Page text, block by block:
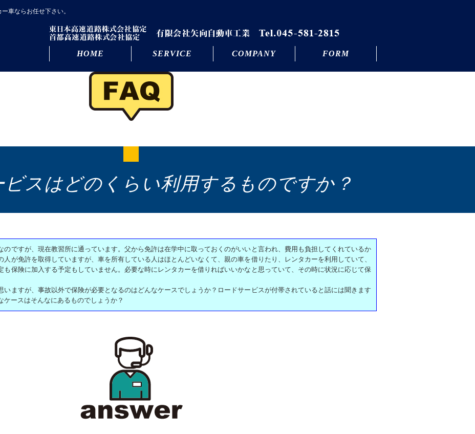
車ならお任せ下さい。
HOME SERVICE COMPANY FORM
ビスはどのくらい利用するものですか？
のですが、現在教習所に通っています。父から免許は在学中に取っておくのがいいと言われ、費用も負担してくれているか
人が免許を取得していますが、車を所有している人はほとんどいなくて、親の車を借りたり、レンタカーを利用していて、
も保険に加入する予定もしていません。必要な時にレンタカーを借りればいいかなと思っていて、その時に状況に応じて保
いますが、事故以外で保険が必要となるのはどんなケースでしょうか？ロードサービスが付帯されていると話には聞きます
ースはそんなにあるものでしょうか？